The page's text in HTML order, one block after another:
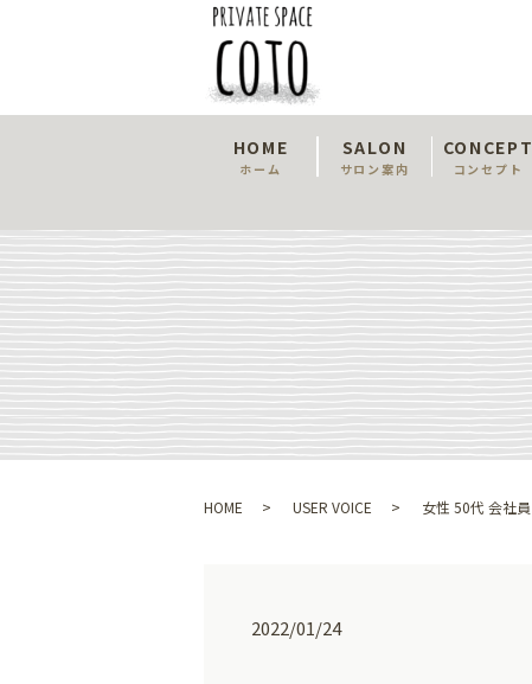
HOME
ホーム
SALON
サロン案内
CONCEPT
コンセプト
HOME USER VOICE 女性 50代 会社員
2022/01/24